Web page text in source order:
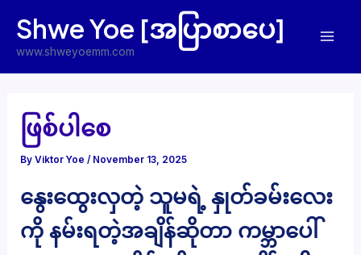
content
Shwe Yoe [အပြာစာပေ]
www.shweyoemm.com
ဖြစ်ပါစေ
ByViktor Yoe/ November 13, 2025
နွေးထွေးလှတဲ့ သူမရဲ့ နှုတ်ခမ်းလေး
ကို နမ်းရတဲ့အချိန်ဆိုတာ ကမ္ဘာပေါ်